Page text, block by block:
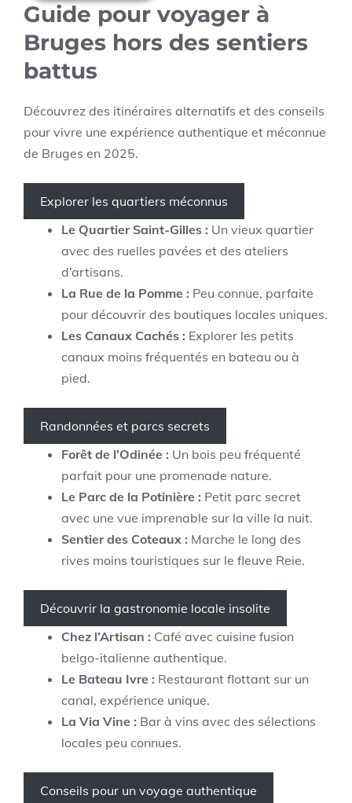
Guide pour voyager à
Bruges hors des sentiers
battus
Découvrez des itinéraires alternatifs et des conseils
pour vivre une expérience authentique et méconnue
de Bruges en 2025.
Explorer les quartiers méconnus
Le Quartier Saint-Gilles : Un vieux quartier
avec des ruelles pavées et des ateliers
d’artisans.
La Rue de la Pomme : Peu connue, parfaite
pour découvrir des boutiques locales uniques.
Les Canaux Cachés : Explorer les petits
canaux moins fréquentés en bateau ou à
pied.
Randonnées et parcs secrets
Forêt de l’Odinée : Un bois peu fréquenté
parfait pour une promenade nature.
Le Parc de la Potinière : Petit parc secret
avec une vue imprenable sur la ville la nuit.
Sentier des Coteaux : Marche le long des
rives moins touristiques sur le fleuve Reie.
Découvrir la gastronomie locale insolite
Chez l’Artisan : Café avec cuisine fusion
belgo-italienne authentique.
Le Bateau Ivre : Restaurant flottant sur un
canal, expérience unique.
La Via Vine : Bar à vins avec des sélections
locales peu connues.
Conseils pour un voyage authentique